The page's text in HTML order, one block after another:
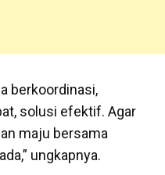
berkoordinasi,
solusi efektif. Agar
maju bersama
ungkapnya.